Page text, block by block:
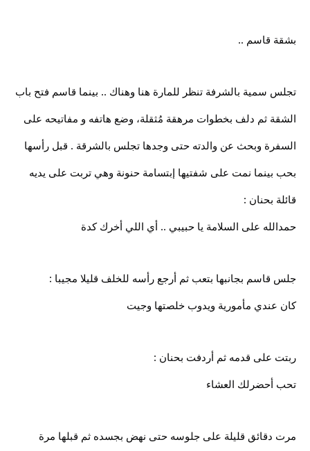
بشقة قاسم ..
تجلس سمية بالشرفة تنظر للمارة هنا وهناك .. بينما قاسم فتح باب
الشقة ثم دلف بخطوات مرهقة مُثقلة، وضع هاتفه و مفاتيحه على
السفرة وبحث عن والدته حتى وجدها تجلس بالشرقة . قبل رأسها
بحب بينما نمت على شفتيها إبتسامة حنونة وهي تربت على يديه
قائلة بحنان :
حمدالله على السلامة يا حبيبي .. أي اللي أخرك كدة
جلس قاسم بجانبها بتعب ثم أرجع رأسه للخلف قليلا مجيبا :
كان عندي مأمورية ويدوب خلصتها وجيت
ربتت على قدمه ثم أردفت بحنان :
تحب أحضرلك العشاء
مرت دقائق قليلة على جلوسه حتى نهض بجسده ثم قبلها مرة